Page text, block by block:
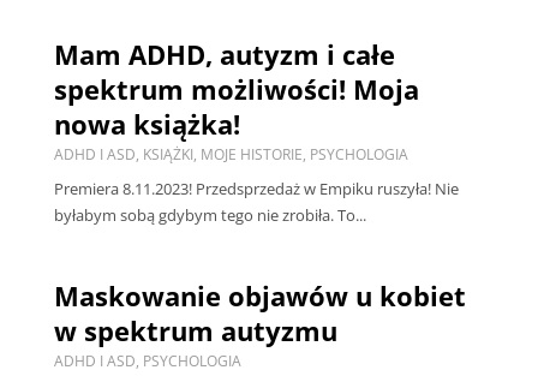
Mam ADHD, autyzm i całe
spektrum możliwości! Moja
nowa książka!
ADHD I ASD, KSIĄŻKI, MOJE HISTORIE, PSYCHOLOGIA
Premiera 8.11.2023! Przedsprzedaż w Empiku ruszyła! Nie
byłabym sobą gdybym tego nie zrobiła. To...
Maskowanie objawów u kobiet
w spektrum autyzmu
ADHD I ASD, PSYCHOLOGIA